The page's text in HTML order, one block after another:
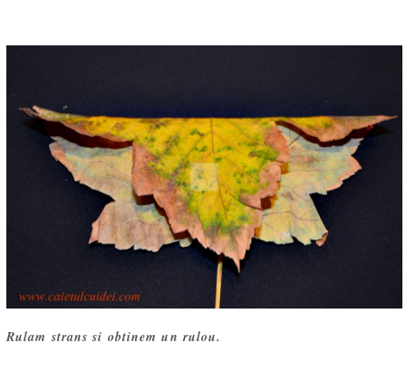
Rulam strans si obtinem un rulou.